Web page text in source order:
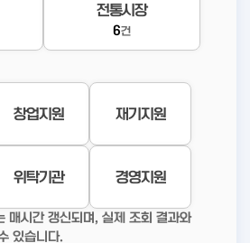
전통시장
6건
창업지원 재기지원
위탁기관 경영지원
매시간 갱신되며, 실제 조회 결과와
있습니다.